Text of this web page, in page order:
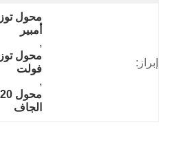
إبراز:
أمبير
,
فولت
,
الجاف